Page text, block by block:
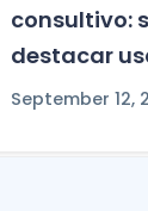
consultivo:
destacar
September 12,